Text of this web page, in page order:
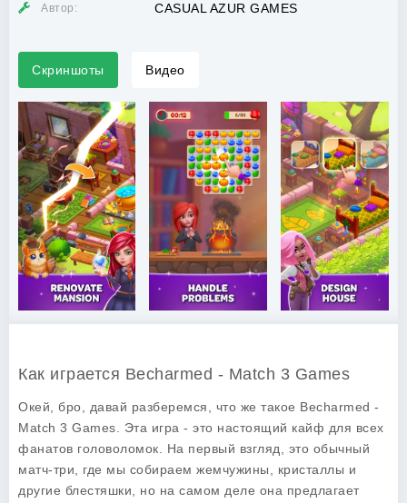
Автор: CASUAL AZUR GAMES
Скриншоты Видео
Как играется Becharmed - Match 3 Games
Окей, бро, давай разберемся, что же такое Becharmed -
Match 3 Games . Эта игра - это настоящий кайф для всех
фанатов головоломок. На первый взгляд, это обычный
матч-три, где мы собираем жемчужины, кристаллы и
другие блестяшки, но на самом деле она предлагает